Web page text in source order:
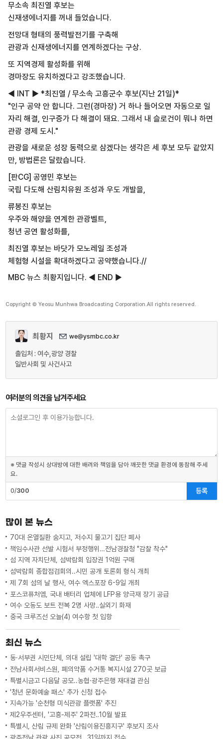
무소속 최진열 후보는
신재생에너지를 꺼내 들었습니다.
전망대 형태의 풍력발전기를 구축해
관광과 신재생에너지를 연계하겠다는 구상.
또 지역경제 활성화를 위해
경마장도 유치하겠다고 강조했습니다.
◀ INT ▶ *최진열 / 무소속 고흥군수 후보(지난 21일)*
"인구 공약 안 합니다. 그런(경마장) 거 하나 들어오면 자동으로 일
자리 해결, 인구증가 다 해결이 돼요. 그래서 내 슬로건이 뭐냐 하면
관광 경제 도시."
관광을 새로운 성장 동력으로 삼겠다는 생각은 세 후보 모두 같았지
만, 방법론은 달랐습니다.
[판CG] 공영민 후보는
국립 다도해 산림치유원 조성과 우도 개발을,
류봉진 후보는
우주와 해양을 연계한 관광벨트,
청년 공연 활성화를,
최진열 후보는 바닷가 모노레일 조성과
체험형 시설을 확대하겠다고 공약했습니다.//
MBC 뉴스 최황지입니다. ◀ END ▶
Copyright © Yeosu Munhwa Broadcasting Corporation.All rights reserved.
최황지 we@ysmbc.co.kr
출입처 : 여수,광양 경찰
일반사회 및 사건사고
여러분의 의견을 남겨주세요
※ 댓글 작성시 상대방에 대한 배려와 책임을 담아 깨끗한 댓글 환경에 동참해 주세
요.
0/300 등록
많이 본 뉴스
70대 온열질환 숨지고, 저수지 물고기 집단 폐사
책임수사관 선발 시험서 부정행위…전남경찰청 "감찰 착수"
섬 지역 자치단체, 섬박람회 입장권 1억원 구매
섬박람회 종합점검회의..시민 공개 토론회 형식 개최
제 7회 섬의 날 행사, 여수 엑스포장 6-9일 개최
포스코퓨처엠, 국내 배터리 업체에 LFP용 양극재 장기 공급
여수 오동도 보트 전복 2명 사망‥실외기 화재
중국 크루즈선 오늘(4) 여수항 첫 입항
최신 뉴스
동·서부권 시민단체, 의대 설립 '대학 결단' 공동 촉구
전남사회서비스원, 폐의약품 수거통 복지시설 270곳 보급
특별시금고 다음달 공모..농협·광주은행 재대결 관심
'청년 문화예술 패스' 추가 신청 접수
지속가능 '순천형 미식관광 플랫폼' 추진
제2우주센터, '고흥-제주' 2파전‥10월 발표
특별시, 산림 규제 완화 '산림이용진흥지구' 후보지 조사
광주전남 관광 사진 공모전…31일까지 접수